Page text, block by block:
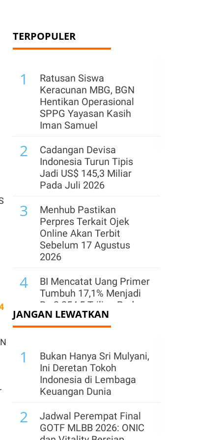
TERPOPULER
1
Ratusan Siswa
Keracunan MBG, BGN
Hentikan Operasional
SPPG Yayasan Kasih
Iman Samuel
2
Cadangan Devisa
Indonesia Turun Tipis
Jadi US$ 145,3 Miliar
Pada Juli 2026
3
Menhub Pastikan
Perpres Terkait Ojek
Online Akan Terbit
Sebelum 17 Agustus
2026
4
BI Mencatat Uang Primer
Tumbuh 17,1% Menjadi
Rp 2.254,5 Triliun Pada
Juli 2026
Ekonomi Hijau Serap 5
Juta Lapangan Kerja
Baru hingga 2029
Setahun Beroperasi,
Prabowo Terima Laporan
Pendapatan Danantara
Naik 400%
JANGAN LEWATKAN
1
Bukan Hanya Sri Mulyani,
Ini Deretan Tokoh
Indonesia di Lembaga
Keuangan Dunia
2
Jadwal Perempat Final
GOTF MLBB 2026: ONIC